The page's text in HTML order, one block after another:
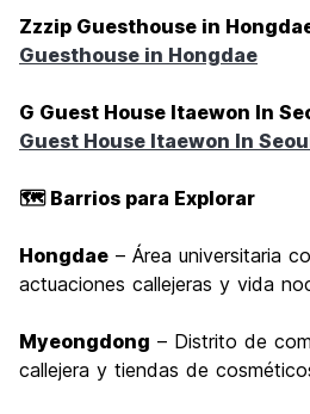
Zzzip Guesthouse in
Guesthouse in Hongdae
G Guest House Itaewon In
Guest House Itaewon In
🗺️ Barrios para Explorar
Hongdae – Área universitaria
actuaciones callejeras y vida
Myeongdong – Distrito de
callejera y tiendas de